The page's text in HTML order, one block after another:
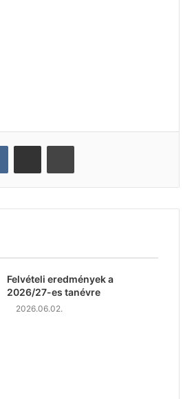
Felvételi eredmények a
2026/27-es tanévre
2026.06.02.